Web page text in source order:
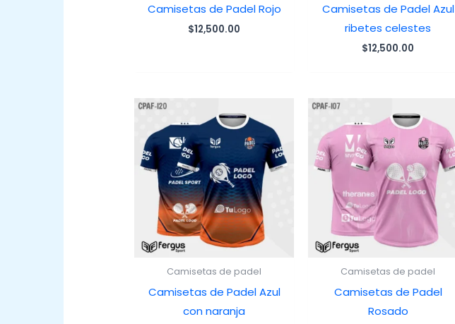
Camisetas de Padel Rojo
$12,500.00
Camisetas de Padel Azul
ribetes celestes
$12,500.00
Camisetas de padel
Camisetas de Padel Azul
con naranja
Camisetas de padel
Camisetas de Padel
Rosado